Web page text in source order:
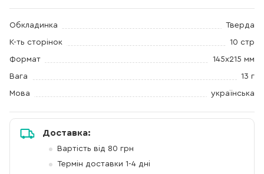
Обкладинка Тверда
К-ть сторінок 10 стр
Формат 145х215 мм
Вага 13 г
Мова українська
Доставка:
Вартість від 80 грн
Термін доставки 1-4 дні